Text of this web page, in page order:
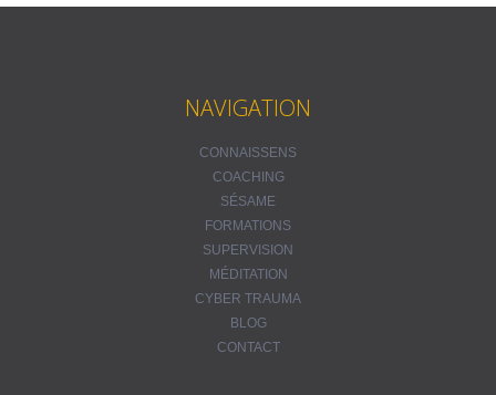
NAVIGATION
CONNAISSENS
COACHING
SÉSAME
FORMATIONS
SUPERVISION
MÉDITATION
CYBER TRAUMA
BLOG
CONTACT